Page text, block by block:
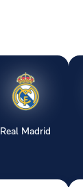
Real Madrid